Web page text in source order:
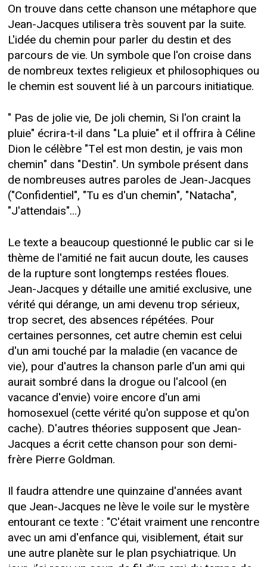
On trouve dans cette chanson une métaphore que
Jean-Jacques utilisera très souvent par la suite.
L'idée du chemin pour parler du destin et des
parcours de vie. Un symbole que l'on croise dans
de nombreux textes religieux et philosophiques ou
le chemin est souvent lié à un parcours initiatique.
" Pas de jolie vie, De joli chemin, Si l'on craint la
pluie" écrira-t-il dans "La pluie" et il offrira à Céline
Dion le célèbre "Tel est mon destin, je vais mon
chemin" dans "Destin". Un symbole présent dans
de nombreuses autres paroles de Jean-Jacques
("Confidentiel", "Tu es d'un chemin", "Natacha",
"J'attendais"...)
Le texte a beaucoup questionné le public car si le
thème de l'amitié ne fait aucun doute, les causes
de la rupture sont longtemps restées floues.
Jean-Jacques y détaille une amitié exclusive, une
vérité qui dérange, un ami devenu trop sérieux,
trop secret, des absences répétées. Pour
certaines personnes, cet autre chemin est celui
d'un ami touché par la maladie (en vacance de
vie), pour d'autres la chanson parle d'un ami qui
aurait sombré dans la drogue ou l'alcool (en
vacance d'envie) voire encore d'un ami
homosexuel (cette vérité qu'on suppose et qu'on
cache). D'autres théories supposent que Jean-
Jacques a écrit cette chanson pour son demi-
frère Pierre Goldman.
Il faudra attendre une quinzaine d'années avant
que Jean-Jacques ne lève le voile sur le mystère
entourant ce texte : "C'était vraiment une rencontre
avec un ami d'enfance qui, visiblement, était sur
une autre planète sur le plan psychiatrique. Un